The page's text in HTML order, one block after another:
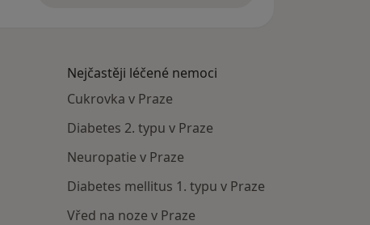
Nejčastěji léčené nemoci
Cukrovka v Praze
Diabetes 2. typu v Praze
Neuropatie v Praze
Diabetes mellitus 1. typu v Praze
Vřed na noze v Praze